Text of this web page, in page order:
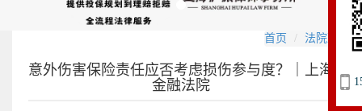
首页 法院观点
意外伤害保险责任应否考虑损伤参与度？｜上海
金融法院